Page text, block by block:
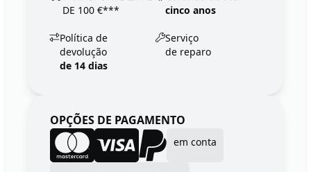
DE 100 €***
cinco anos
Política de
devolução
de 14 dias
Serviço
de reparo
OPÇÕES DE PAGAMENTO
em conta